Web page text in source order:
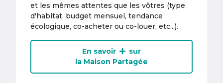
et les mêmes attentes que les vôtres (type
d'habitat, budget mensuel, tendance
écologique, co-acheter ou co-louer, etc...).
En savoir
sur
la Maison Partagée